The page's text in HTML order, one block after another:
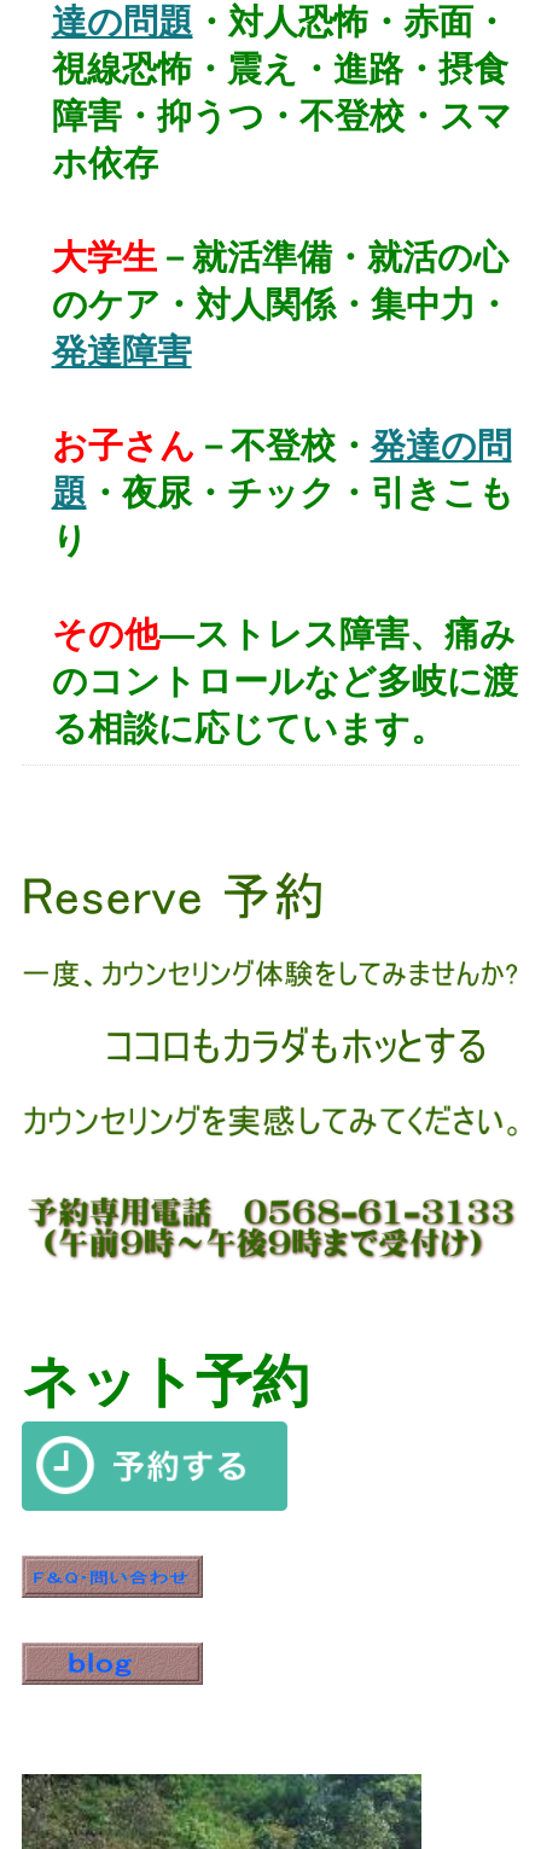
達の問題 ・対人恐怖・赤面・
視線恐怖・震え・進路・摂食
障害・抑うつ・不登校・スマ
ホ依存
大学生－就活準備・就活の心
のケア・対人関係・集中力・
発達障害
お子さん －不登校・ 発達の問
題 ・夜尿・チック・引きこも
り
その他―ストレス障害、痛み
のコントロールなど多岐に渡
る相談に応じています。
ネット予約